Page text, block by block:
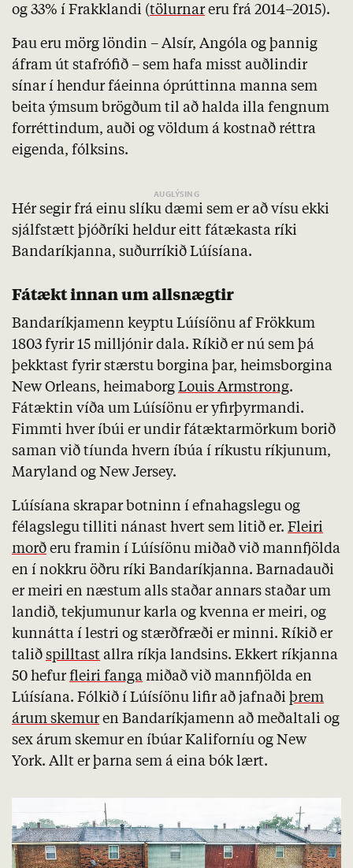
og 33% í Frakklandi (tölurnareru frá 2014–2015).
Þau eru mörg löndin – Alsír, Angóla og þannig
áfram út stafrófið – sem hafa misst auðlindir
sínar í hendur fáeinna óprúttinna manna sem
beita ýmsum brögðum til að halda illa fengnum
forréttindum, auði og völdum á kostnað réttra
eigenda, fólksins.
Hér segir frá einu slíku dæmi sem er að vísu ekki
sjálfstætt þjóðríki heldur eitt fátækasta ríki
Bandaríkjanna, suðurríkið Lúísíana.
Fátækt innan um allsnægtir
Bandaríkjamenn keyptu Lúísíönu af Frökkum
1803 fyrir 15 milljónir dala. Ríkið er nú sem þá
þekktast fyrir stærstu borgina þar, heimsborgina
New Orleans, heimaborg Louis Armstrong.
Fátæktin víða um Lúísíönu er yfirþyrmandi.
Fimmti hver íbúi er undir fátæktarmörkum borið
saman við tíunda hvern íbúa í ríkustu ríkjunum,
Maryland og New Jersey.
Lúísíana skrapar botninn í efnahagslegu og
félagslegu tilliti nánast hvert sem litið er. Fleiri
morð eru framin í Lúísíönu miðað við mannfjölda
en í nokkru öðru ríki Bandaríkjanna. Barnadauði
er meiri en næstum alls staðar annars staðar um
landið, tekjumunur karla og kvenna er meiri, og
kunnátta í lestri og stærðfræði er minni. Ríkið er
talið spilltast allra ríkja landsins. Ekkert ríkjanna
50 hefurfleiri fanga miðað við mannfjölda en
Lúísíana. Fólkið í Lúísíönu lifir að jafnaði þrem
árum skemuren Bandaríkjamenn að meðaltali og
sex árum skemur en íbúar Kaliforníu og New
York. Allt er þarna sem á eina bók lært.